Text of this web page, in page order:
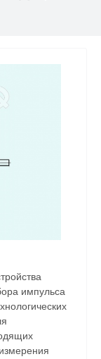
импульса